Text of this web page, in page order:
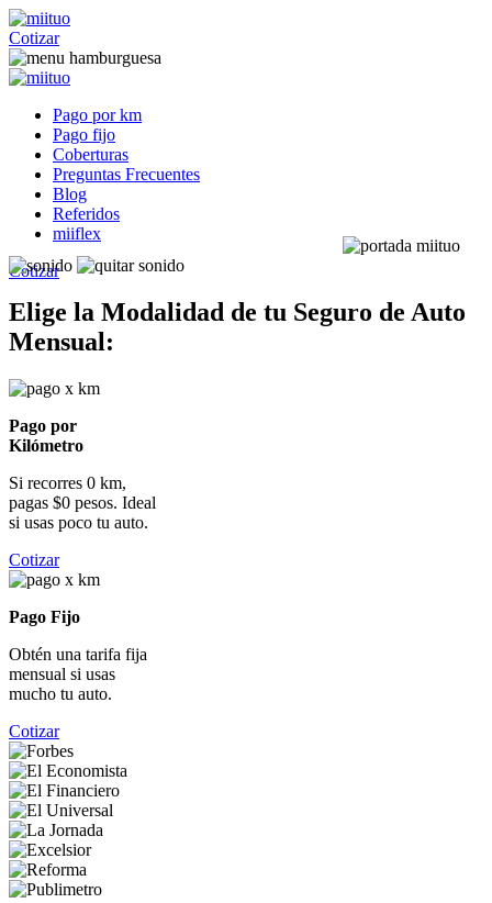
Cotizar
Pago por km
Pago fijo
Coberturas
Preguntas Frecuentes
Blog
Referidos
miiflex
Cotizar
Elige la Modalidad de tu Seguro de Auto
Mensual:
Pago por
Kilómetro
Si recorres 0 km,
pagas $0 pesos. Ideal
si usas poco tu auto.
Cotizar
Pago Fijo
Obtén una tarifa fija
mensual si usas
mucho tu auto.
Cotizar